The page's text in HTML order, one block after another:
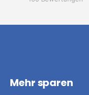
Mehr sparen